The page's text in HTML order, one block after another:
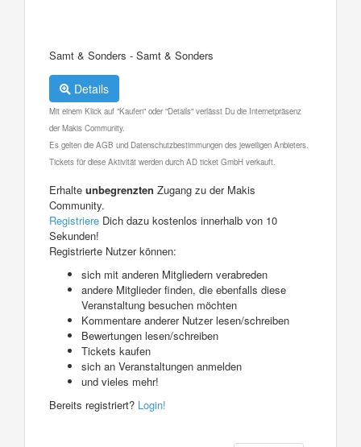
Samt & Sonders - Samt & Sonders
Details
Mit einem Klick auf "Kaufen" oder "Details" verlässt Du die Internetpräsenz
der Makis Community.
Es gelten die AGB und Datenschutzbestimmungen des jeweiligen Anbieters.
Tickets für diese Aktivität werden durch AD ticket GmbH verkauft.
Erhalte unbegrenzten Zugang zu der Makis
Community.
Registriere Dich dazu kostenlos innerhalb von 10
Sekunden!
Registrierte Nutzer können:
sich mit anderen Mitgliedern verabreden
andere Mitglieder finden, die ebenfalls diese
Veranstaltung besuchen möchten
Kommentare anderer Nutzer lesen/schreiben
Bewertungen lesen/schreiben
Tickets kaufen
sich an Veranstaltungen anmelden
und vieles mehr!
Bereits registriert? Login!